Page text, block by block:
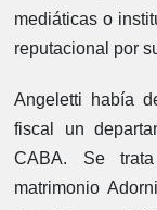
mediáticas o
reputacional por
Angeletti había
fiscal un
CABA. Se
matrimonio